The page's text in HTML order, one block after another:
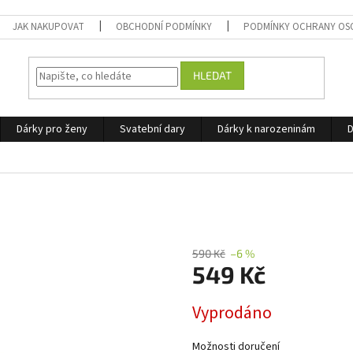
JAK NAKUPOVAT OBCHODNÍ PODMÍNKY PODMÍNKY OCHRANY
HLEDAT
Dárky pro ženy Svatební dary Dárky k narozeninám
590 Kč –6 %
549 Kč
cena:
Vyprodáno
Možnosti doručení